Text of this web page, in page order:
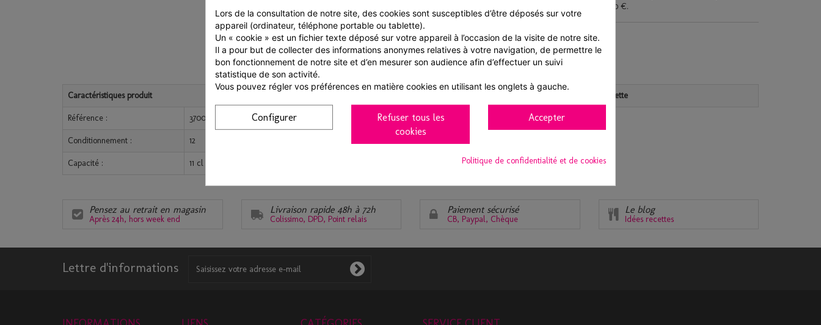
0,20 €.
FICHE TECHNIQUE
Caractéristiques produit
Référence : 3700466100111
Conditionnement : 12
Capacité : 11 cl
3700466100111
Caractéristiques palette
Pensez au retrait en magasin
Après 24h, hors week end
Livraison rapide 48h à 72h
Colissimo, DPD, Point relais
Paiement sécurisé
CB, Paypal, Chèque
Le blog
Idées recettes
Lettre d'informations
Lors de la consultation de notre site, des cookies sont susceptibles d’être déposés sur votre
appareil (ordinateur, téléphone portable ou tablette).
Un « cookie » est un fichier texte déposé sur votre appareil à l’occasion de la visite de notre site.
Il a pour but de collecter des informations anonymes relatives à votre navigation, de permettre le
bon fonctionnement de notre site et d’en mesurer son audience afin d’effectuer un suivi
statistique de son activité.
Vous pouvez régler vos préférences en matière cookies en utilisant les onglets à gauche.
Accepter
Refuser tous les
cookies
Configurer
Politique de confidentialité et de cookies